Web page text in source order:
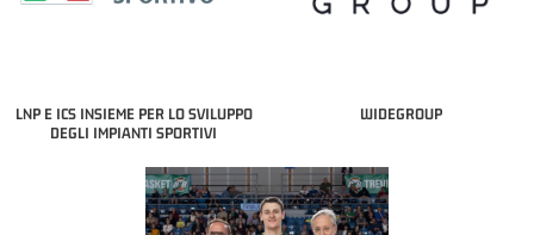
LNP E ICS INSIEME PER LO SVILUPPO
DEGLI IMPIANTI SPORTIVI
WIDEGROUP